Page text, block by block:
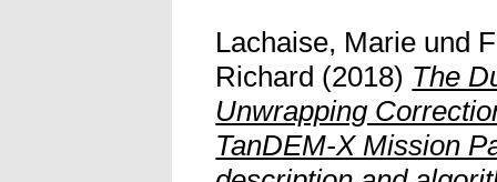
Lachaise, Marie und
Richard (2018) The
Unwrapping
TanDEM-X Mission